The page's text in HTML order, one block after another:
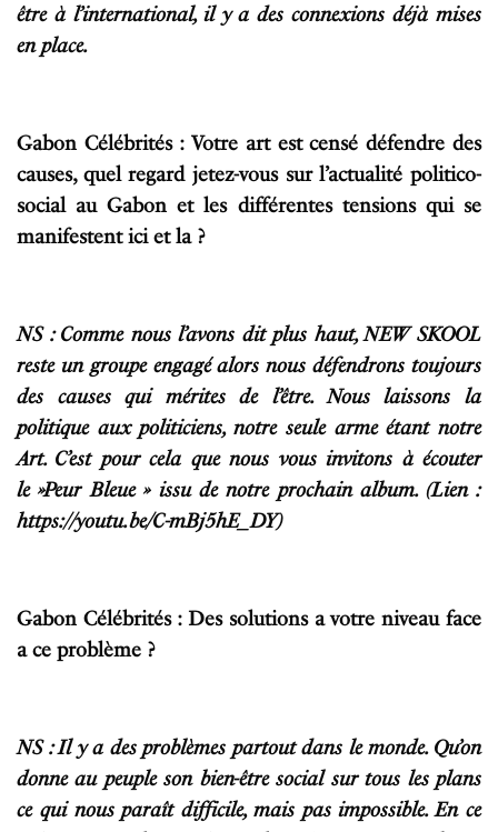
être à l’international, il y a des connexions déjà mises
en place.
Gabon Célébrités : Votre art est censé défendre des
causes, quel regard jetez-vous sur l’actualité politico-
social au Gabon et les différentes tensions qui se
manifestent ici et la ?
NS : Comme nous l’avons dit plus haut, NEW SKOOL
reste un groupe engagé alors nous défendrons toujours
des causes qui mérites de l’être. Nous laissons la
politique aux politiciens, notre seule arme étant notre
Art. C’est pour cela que nous vous invitons à écouter
le »Peur Bleue » issu de notre prochain album. (Lien :
https://youtu.be/C-mBj5hE_DY)
Gabon Célébrités : Des solutions a votre niveau face
a ce problème ?
NS : Il y a des problèmes partout dans le monde. Qu’on
donne au peuple son bien-être social sur tous les plans
ce qui nous paraît difficile, mais pas impossible. En ce